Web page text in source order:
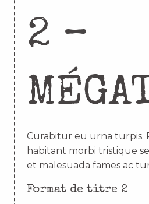
2 –
Curabitur eu urna turpis.
habitant morbi tristique
et malesuada fames ac
Format de titre 2